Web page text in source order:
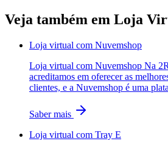
Veja também em Loja
Loja virtual com Nuvemshop
Loja virtual com Nuvemshop Na
acreditamos em oferecer as
clientes, e a Nuvemshop é uma
Saber mais
Loja virtual com Tray E